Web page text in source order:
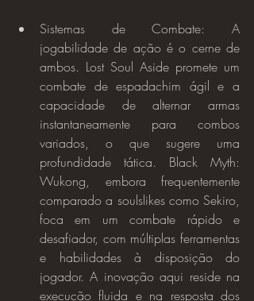
Sistemas de Combate: A
jogabilidade de ação é o cerne de
ambos. Lost Soul Aside promete um
combate de espadachim ágil e a
capacidade de alternar armas
instantaneamente para combos
variados, o que sugere uma
profundidade tática. Black Myth:
Wukong, embora frequentemente
comparado a soulslikes como Sekiro,
foca em um combate rápido e
desafiador, com múltiplas ferramentas
e habilidades à disposição do
jogador. A inovação aqui reside na
execução fluida e na resposta dos